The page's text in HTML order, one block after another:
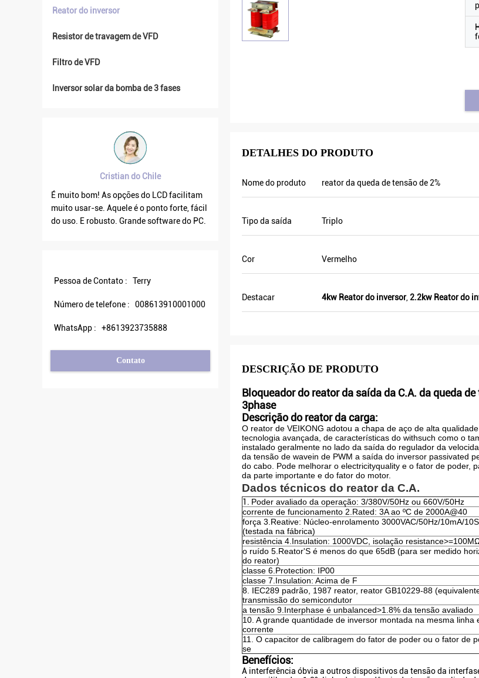
Reator do inversor
Resistor de travagem de VFD
Filtro de VFD
Inversor solar da bomba de 3 fases
Cristian do Chile
É muito bom! As opções do LCD facilitam
muito usar-se. Aquele é o ponto forte, fácil
do uso. E robusto. Grande software do PC.
A frequência da saída VFD500 é estável
a corrente de saída é menos do que outro, é
por isso a frequência da saída é mais alta
o inversor solar da
preparamos alguns
promoção para a
passado havia
este ano, há mais
Pessoa de Contato : Terry
Número de telefone : 008613910001000
WhatsApp : +8613923735888
Contato
DETALHES DO PRODUTO
Nome do produto reator da queda de tensão de 2%
Tipo da saída Triplo
Cor Vermelho
Destacar 4kw Reator do inversor, 2.2kw Reator do
DESCRIÇÃO DE PRODUTO
Bloqueador do reator da saída da C.A. da queda
3phase
Descrição do reator da carga:
O reator de VEIKONG adotou a chapa de aço de alta
tecnologia avançada, de características do withsuch como o
instalado geralmente no lado da saída do regulador da
da tensão de wavein de PWM a saída do inversor passivated
do cabo. Pode melhorar o electricityquality e o fator de poder,
da parte importante e do fator do motor.
Dados técnicos do reator da C.A.
1. Poder avaliado da operação: 3/380V/50Hz ou 660V/50Hz
corrente de funcionamento 2.Rated: 3A ao ºC de 2000A@40
força 3.Reative: Núcleo-enrolamento 3000VAC/50Hz/10mA/
(testada na fábrica)
resistência 4.Insulation: 1000VDC, isolação
o ruído 5.Reator'S é menos do que 65dB (para ser medido
do reator)
classe 6.Protection: IP00
classe 7.Insulation: Acima de F
8. IEC289 padrão, 1987 reator, reator GB10229-88
transmissão do semicondutor
a tensão 9.Interphase é unbalanced>1.8% da tensão avaliado
10. A grande quantidade de inversor montada na mesma
corrente
11. O capacitor de calibragem do fator de poder ou o fator de
se
Benefícios:
A interferência óbvia a outros dispositivos da tensão da